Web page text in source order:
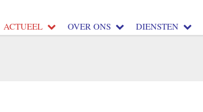
ACTUEEL OVER ONS DIENSTEN